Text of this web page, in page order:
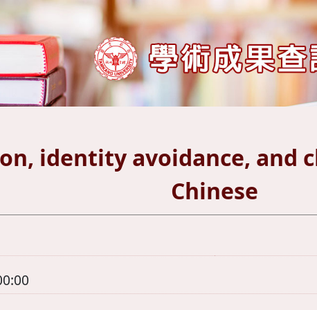
identity avoidance, and
Chinese